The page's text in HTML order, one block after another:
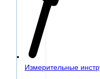
Измерительные